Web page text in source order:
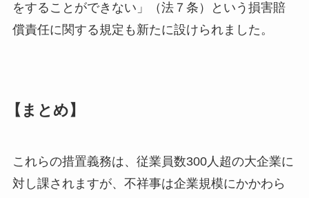
をすることができない」（法７条）という損害賠
償責任に関する規定も新たに設けられました。
【まとめ】
これらの措置義務は、従業員数300人超の大企業に
対し課されますが、不祥事は企業規模にかかわら